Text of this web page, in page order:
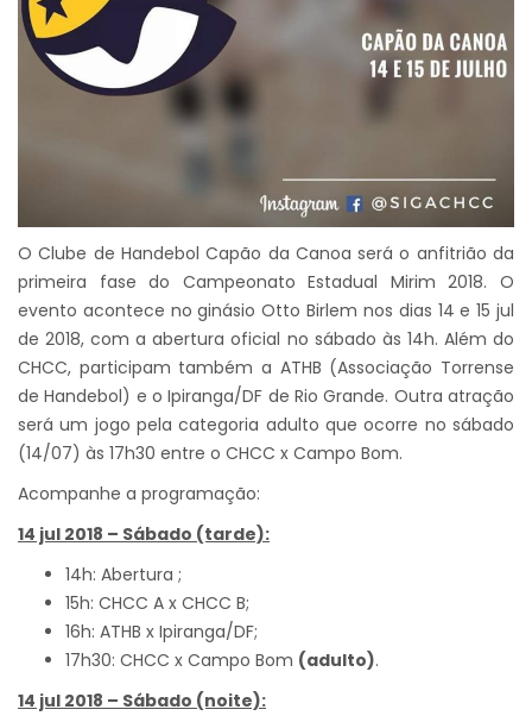
O Clube de Handebol Capão da Canoa será o anfitrião da
primeira fase do Campeonato Estadual Mirim 2018. O
evento acontece no ginásio Otto Birlem nos dias 14 e 15 jul
de 2018, com a abertura oficial no sábado às 14h. Além do
CHCC, participam também a ATHB (Associação Torrense
de Handebol) e o Ipiranga/DF de Rio Grande. Outra atração
será um jogo pela categoria adulto que ocorre no sábado
(14/07) às 17h30 entre o CHCC x Campo Bom.
Acompanhe a programação:
14 jul 2018 – Sábado (tarde):
14h: Abertura ;
15h: CHCC A x CHCC B;
16h: ATHB x Ipiranga/DF;
17h30: CHCC x Campo Bom (adulto).
14 jul 2018 – Sábado (noite):